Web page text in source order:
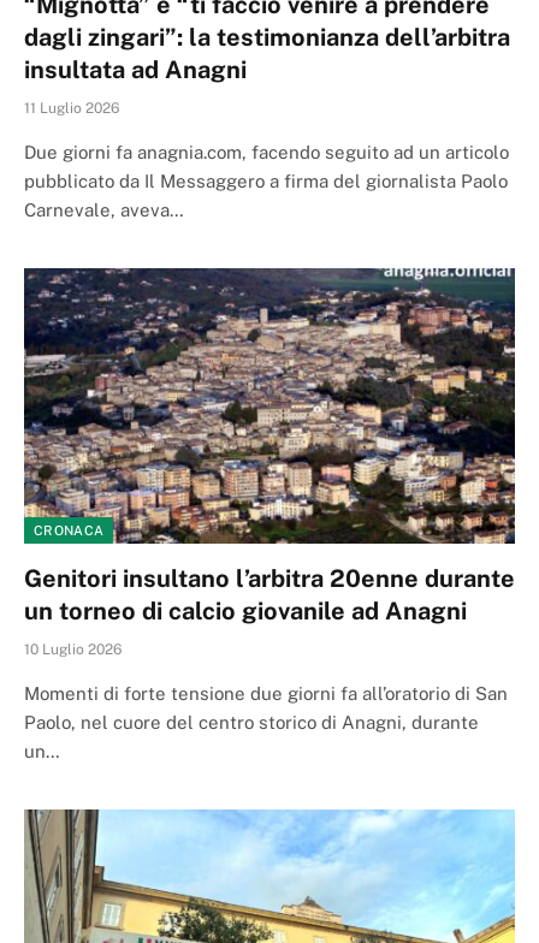
dagli zingari”: la testimonianza dell’arbitra
insultata ad Anagni
11 Luglio 2026
Due giorni fa anagnia.com, facendo seguito ad un articolo
pubblicato da Il Messaggero a firma del giornalista Paolo
Carnevale, aveva…
CRONACA
Genitori insultano l’arbitra 20enne durante
un torneo di calcio giovanile ad Anagni
10 Luglio 2026
Momenti di forte tensione due giorni fa all’oratorio di San
Paolo, nel cuore del centro storico di Anagni, durante
un…